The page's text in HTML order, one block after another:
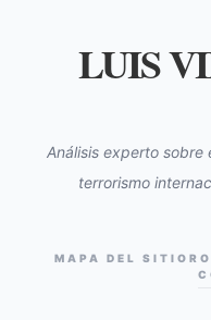
LUIS
Análisis experto sobre
terrorismo
MAPA DEL SITIO